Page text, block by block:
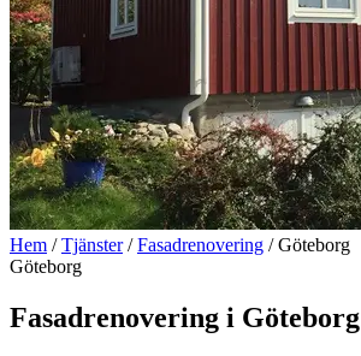
Hem / Tjänster / Fasadrenovering / Göteborg
Göteborg
Fasadrenovering i Göteborg